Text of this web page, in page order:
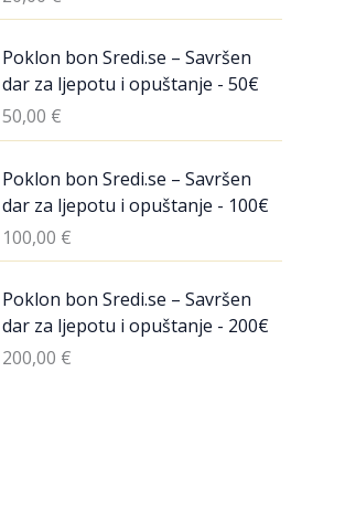
Poklon bon Sredi.se – Savršen
dar za ljepotu i opuštanje - 50€
50,00 €
Poklon bon Sredi.se – Savršen
dar za ljepotu i opuštanje - 100€
100,00 €
Poklon bon Sredi.se – Savršen
dar za ljepotu i opuštanje - 200€
200,00 €